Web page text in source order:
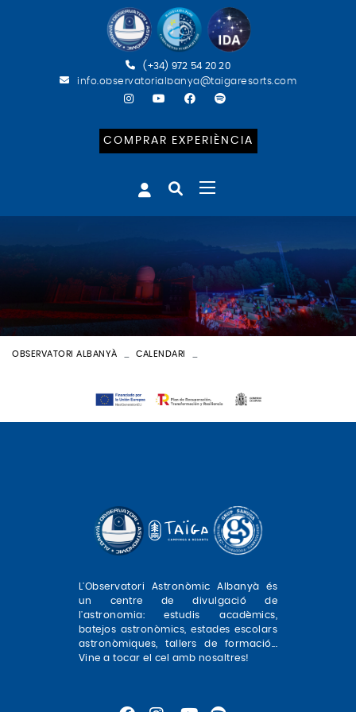
(+34) 972 54 20 20
info.observatorialbanya@taigaresorts.com
COMPRAR EXPERIÈNCIA
OBSERVATORI ALBANYÀ CALENDARI
L'Observatori Astronòmic Albanyà és
un centre de divulgació de
l'astronomia: estudis acadèmics,
batejos astronòmics, estades escolars
astronòmiques, tallers de formació...
Vine a tocar el cel amb nosaltres!